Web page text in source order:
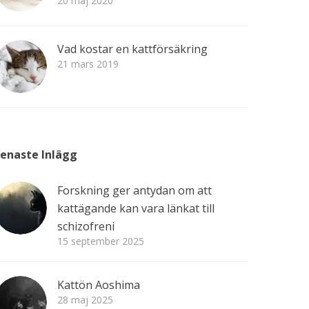
Vad kostar en kattförsäkring
21 mars 2019
Inlägg
Forskning ger antydan om att
kattägande kan vara länkat till
schizofreni
15 september 2025
Kattön Aoshima
28 maj 2025